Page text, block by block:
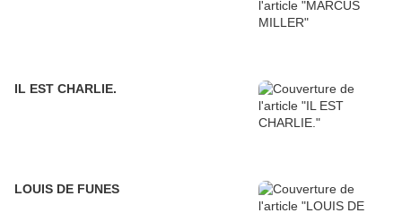
IL EST CHARLIE.
LOUIS DE FUNES